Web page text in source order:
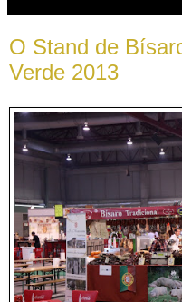
O Stand de
Verde 2013